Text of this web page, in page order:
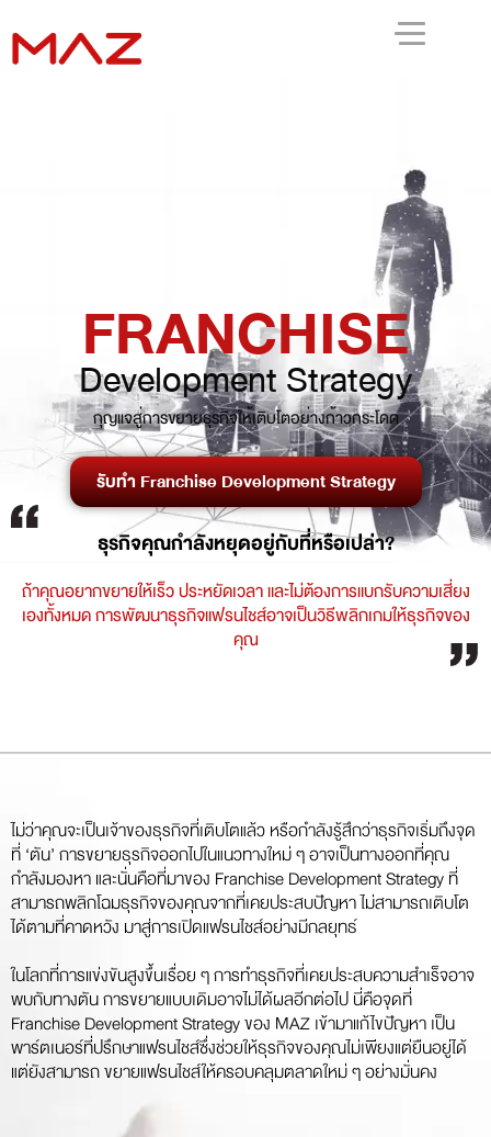
FRANCHISE
Development Strategy
กุญแจสู่การขยายธุรกิจให้เติบโตอย่างก้าวกระโดด
รับทำ Franchise Development Strategy
ธุรกิจคุณกำลังหยุดอยู่กับที่หรือเปล่า?
ถ้าคุณอยากขยายให้เร็ว ประหยัดเวลา และไม่ต้องการแบกรับความเสี่ยง
เองทั้งหมด การพัฒนาธุรกิจแฟรนไชส์อาจเป็นวิธีพลิกเกมให้ธุรกิจของ
คุณ
ไม่ว่าคุณจะเป็นเจ้าของธุรกิจที่เติบโตแล้ว หรือกำลังรู้สึกว่าธุรกิจเริ่มถึงจุด
ที่ ‘ตัน’ การขยายธุรกิจออกไปในแนวทางใหม่ ๆ อาจเป็นทางออกที่คุณ
กำลังมองหา และนั่นคือที่มาของ Franchise Development Strategy ที่
สามารถพลิกโฉมธุรกิจของคุณจากที่เคยประสบปัญหา ไม่สามารถเติบโต
ได้ตามที่คาดหวัง มาสู่การเปิดแฟรนไชส์อย่างมีกลยุทธ์
ในโลกที่การแข่งขันสูงขึ้นเรื่อย ๆ การทำธุรกิจที่เคยประสบความสำเร็จอาจ
พบกับทางตัน การขยายแบบเดิมอาจไม่ได้ผลอีกต่อไป นี่คือจุดที่
Franchise Development Strategy ของ MAZ เข้ามาแก้ไขปัญหา เป็น
พาร์ตเนอร์ที่ปรึกษาแฟรนไชส์ซึ่งช่วยให้ธุรกิจของคุณไม่เพียงแต่ยืนอยู่ได้
แต่ยังสามารถ ขยายแฟรนไชส์ให้ครอบคลุมตลาดใหม่ ๆ อย่างมั่นคง